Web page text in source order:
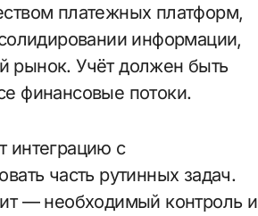
платежных платформ,
информации,
рынок. Учёт должен быть
финансовые потоки.
интеграцию с
часть рутинных задач.
— необходимый контроль и